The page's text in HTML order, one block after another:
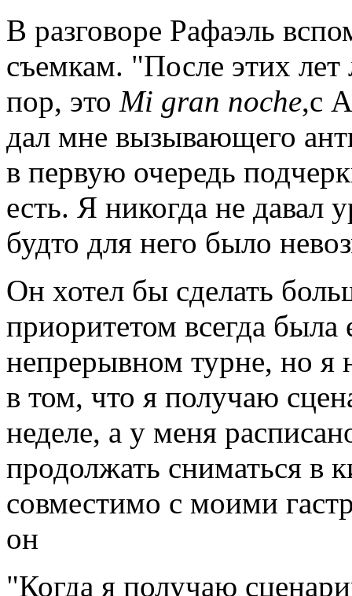
В разговоре Рафаэль
съемкам. "После этих
пор, это Mi gran noche,с
дал мне вызывающего
в первую очередь
есть. Я никогда не давал
будто для него было
Он хотел бы сделать
приоритетом всегда
непрерывном турне, но я
в том, что я получаю
неделе, а у меня
продолжать сниматься в
совместимо с моими
он
"Когда я получаю